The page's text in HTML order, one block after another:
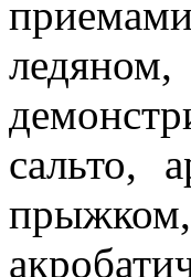
сальто,